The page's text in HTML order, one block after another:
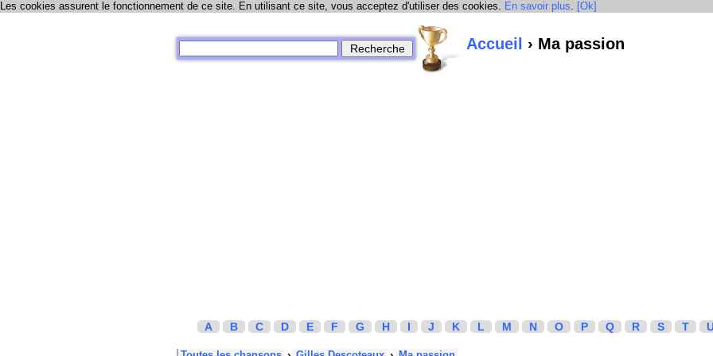
Les cookies assurent le fonctionnement de ce site. En utilisant ce site, vous acceptez d'utiliser des cookies. En savoir plus. [Ok]
Accueil › Ma passion
A B C D E F G H I J K L M N O P Q R S T